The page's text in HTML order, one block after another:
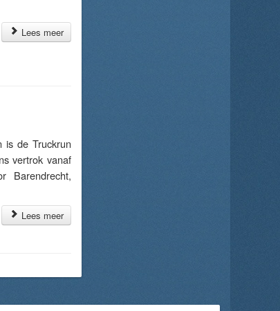
Lees meer
is de Truckrun
vertrok vanaf
Barendrecht,
Lees meer